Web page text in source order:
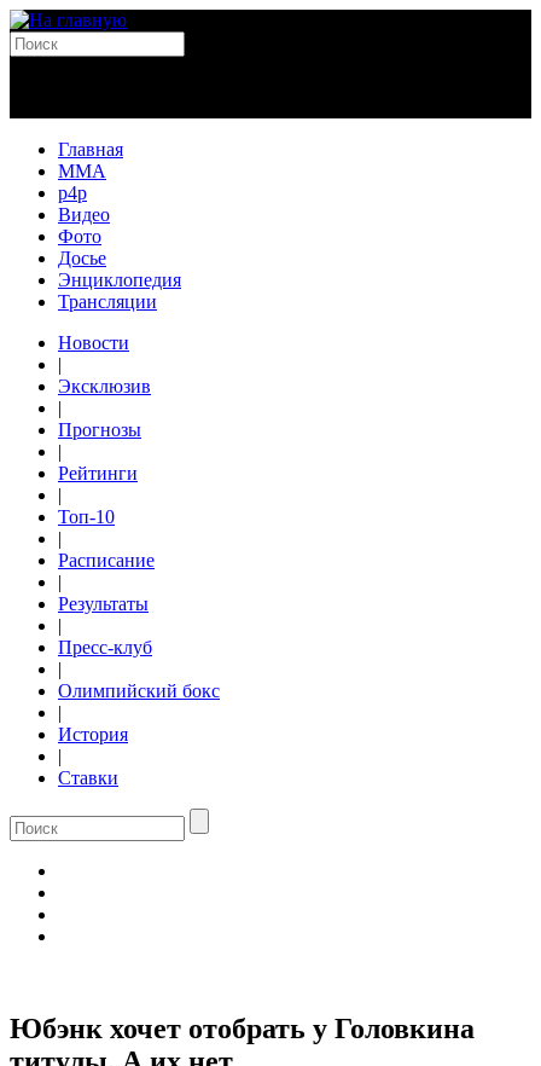
Главная
MMA
p4p
Видео
Фото
Досье
Энциклопедия
Трансляции
Новости
|
Эксклюзив
|
Прогнозы
|
Рейтинги
|
Топ-10
|
Расписание
|
Результаты
|
Пресс-клуб
|
Олимпийский бокс
|
История
|
Ставки
Юбэнк хочет отобрать у Головкина